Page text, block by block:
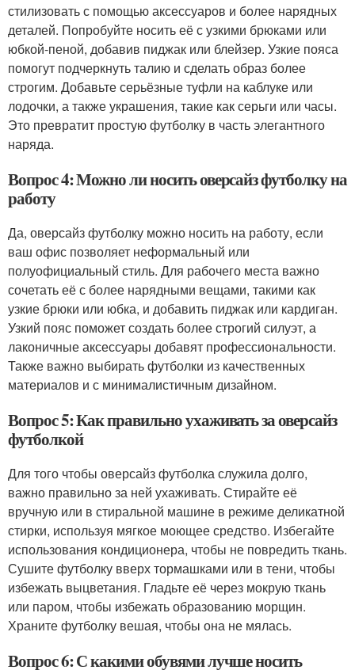
стилизовать с помощью аксессуаров и более нарядных
деталей. Попробуйте носить её с узкими брюками или
юбкой-пеной, добавив пиджак или блейзер. Узкие пояса
помогут подчеркнуть талию и сделать образ более
строгим. Добавьте серьёзные туфли на каблуке или
лодочки, а также украшения, такие как серьги или часы.
Это превратит простую футболку в часть элегантного
наряда.
Вопрос 4: Можно ли носить оверсайз футболку на
работу
Да, оверсайз футболку можно носить на работу, если
ваш офис позволяет неформальный или
полуофициальный стиль. Для рабочего места важно
сочетать её с более нарядными вещами, такими как
узкие брюки или юбка, и добавить пиджак или кардиган.
Узкий пояс поможет создать более строгий силуэт, а
лаконичные аксессуары добавят профессиональности.
Также важно выбирать футболки из качественных
материалов и с минималистичным дизайном.
Вопрос 5: Как правильно ухаживать за оверсайз
футболкой
Для того чтобы оверсайз футболка служила долго,
важно правильно за ней ухаживать. Стирайте её
вручную или в стиральной машине в режиме деликатной
стирки, используя мягкое моющее средство. Избегайте
использования кондиционера, чтобы не повредить ткань.
Сушите футболку вверх тормашками или в тени, чтобы
избежать выцветания. Гладьте её через мокрую ткань
или паром, чтобы избежать образованию морщин.
Храните футболку вешая, чтобы она не мялась.
Вопрос 6: С какими обувями лучше носить